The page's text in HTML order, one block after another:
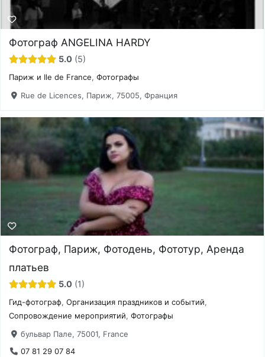
Фотограф ANGELINA HARDY
5.0 5
Париж и Ile de France,Фотографы
Rue de Licences, Париж, 75005, Франция
Фотограф, Париж, Фотодень, Фототур, Аренда
платьев
5.0 1
Гид-фотограф,Организация праздников и событий,
Сопровождение мероприятий,Фотографы
бульвар Пале, 75001, France
07 81 29 07 84